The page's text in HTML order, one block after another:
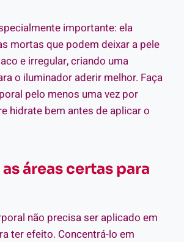
importante: ela
mortas que podem deixar a pele
e irregular, criando uma
o iluminador aderir melhor. Faça
pelo menos uma vez por
hidrate bem antes de aplicar o
áreas certas para
não precisa ser aplicado em
ter efeito. Concentrá-lo em